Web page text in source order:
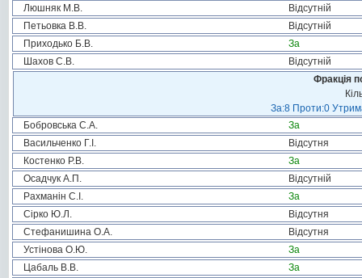
Люшняк М.В.
Відсутній
Петьовка В.В.
Відсутній
Приходько Б.В.
За
Шахов С.В.
Відсутній
Фракція
За:8 Проти:0
Бобровська С.А.
За
Васильченко Г.І.
Відсутня
Костенко Р.В.
За
Осадчук А.П.
Відсутній
Рахманін С.І.
За
Сірко Ю.Л.
Відсутня
Стефанишина О.А.
Відсутня
Устінова О.Ю.
За
Цабаль В.В.
За